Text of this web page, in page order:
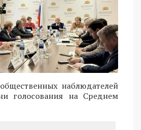
наблюдателей
голосования на Среднем